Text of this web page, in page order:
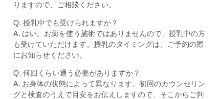
りますので、ご相談ください。
Q. 授乳中でも受けられますか？
A. はい。お薬を使う施術ではありませんので、授乳中の方
も受けていただけます。授乳のタイミングは、ご予約の際
にお知らせください。
Q. 何回くらい通う必要がありますか？
A. お身体の状態によって異なります。初回のカウンセリン
グと検査のうえで目安をお伝えしますので、そこからご判